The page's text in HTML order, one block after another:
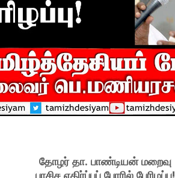
தோழர் தா. பாண்டியன் மறைவு
பாசிச எதிர்ப்புப் போரில் பேரிழப்பு!